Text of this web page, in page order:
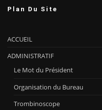
Plan Du Site
ACCUEIL
ADMINISTRATIF
Le Mot du Président
Organisation du Bureau
Trombinoscope